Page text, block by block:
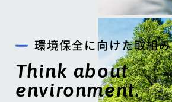
環境保全に向けた取組み
Think about
environment.